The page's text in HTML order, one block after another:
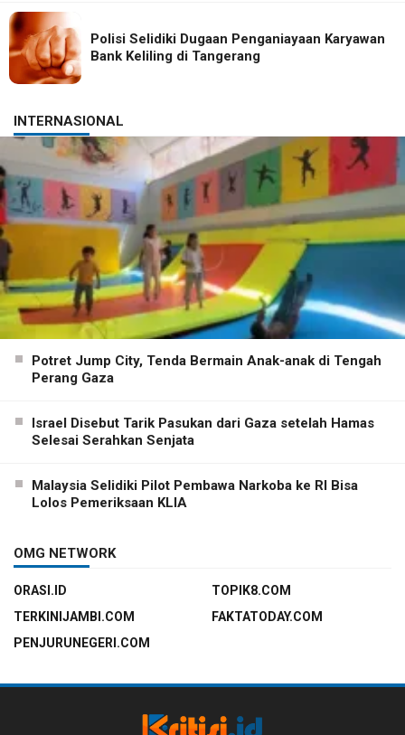
Polisi Selidiki Dugaan Penganiayaan Karyawan
Bank Keliling di Tangerang
INTERNASIONAL
Potret Jump City, Tenda Bermain Anak-anak di Tengah
Perang Gaza
Israel Disebut Tarik Pasukan dari Gaza setelah Hamas
Selesai Serahkan Senjata
Malaysia Selidiki Pilot Pembawa Narkoba ke RI Bisa
Lolos Pemeriksaan KLIA
OMG NETWORK
ORASI.ID
TOPIK8.COM
TERKINIJAMBI.COM
FAKTATODAY.COM
PENJURUNEGERI.COM